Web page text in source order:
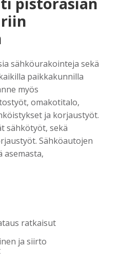
sähköurakointeja sekä
paikkakunnilla
myös
omakotitalo,
ja korjaustyöt.
sähkötyöt, sekä
Sähköautojen
asemasta,
ratkaisut
ja siirto